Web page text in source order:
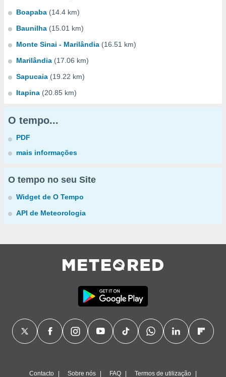
Boapaba (14.4 km)
Baunilha (15.01 km)
Monte Sinai - Marilândia (16.51 km)
Marilândia (17.06 km)
Sapucaia (19.22 km)
Itapina (20.85 km)
O tempo...
PDF
mais informações
O tempo no seu Site
Widget de O Tempo
API de Meteorologia
Contacto Sobre nós FAQ Termos de utilização